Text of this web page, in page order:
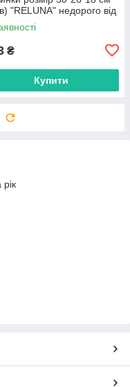
"RELUNA" недорого від
постачальника
₴
Купити